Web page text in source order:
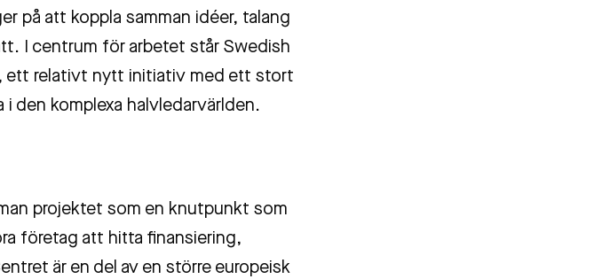
på att koppla samman idéer, talang
I centrum för arbetet står Swedish
ett relativt nytt initiativ med ett stort
den komplexa halvledarvärlden.
projektet som en knutpunkt som
företag att hitta finansiering,
är en del av en större europeisk